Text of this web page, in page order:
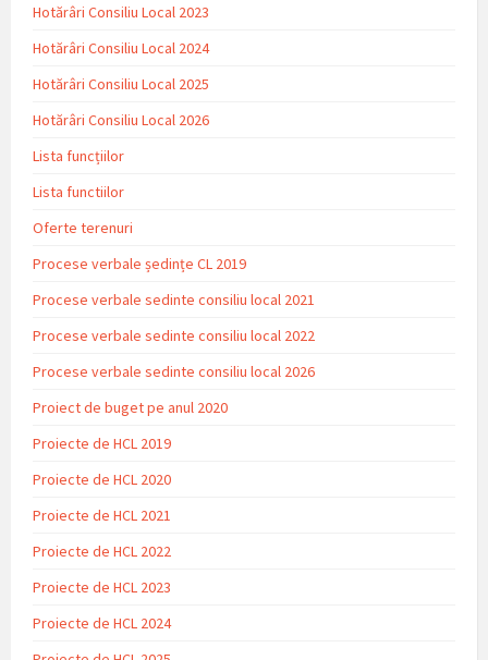
Hotărâri Consiliu Local 2023
Hotărâri Consiliu Local 2024
Hotărâri Consiliu Local 2025
Hotărâri Consiliu Local 2026
Lista funcțiilor
Lista functiilor
Oferte terenuri
Procese verbale ședințe CL 2019
Procese verbale sedinte consiliu local 2021
Procese verbale sedinte consiliu local 2022
Procese verbale sedinte consiliu local 2026
Proiect de buget pe anul 2020
Proiecte de HCL 2019
Proiecte de HCL 2020
Proiecte de HCL 2021
Proiecte de HCL 2022
Proiecte de HCL 2023
Proiecte de HCL 2024